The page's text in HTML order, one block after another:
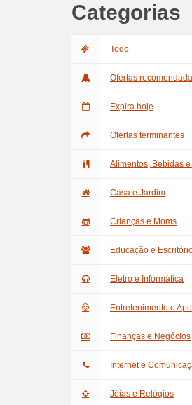
Categorias
Todo
Ofertas
Expira hoje
Ofertas terminantes
Alimentos, Bebidas
Casa e Jardim
Crianças e Moms
Educação e
Eletro e Informática
Entretenimento e
Finanças e Negócios
Internet e
Jóias e Relógios